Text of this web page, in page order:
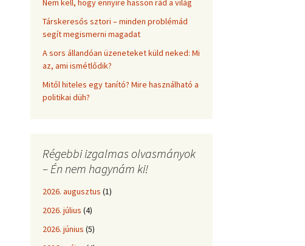
Nem kell, hogy ennyire hasson rád a világ
Társkeresős sztori – minden problémád
segít megismerni magadat
A sors állandóan üzeneteket küld neked: Mi
az, ami ismétlődik?
Mitől hiteles egy tanító? Mire használható a
politikai düh?
Régebbi izgalmas olvasmányok
– Én nem hagynám ki!
2026. augusztus (1)
2026. július (4)
2026. június (5)